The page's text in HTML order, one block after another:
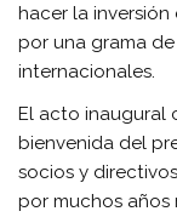
hacer la
por una grama
internacionales.
El acto inaugural
bienvenida del
socios y
por muchos años